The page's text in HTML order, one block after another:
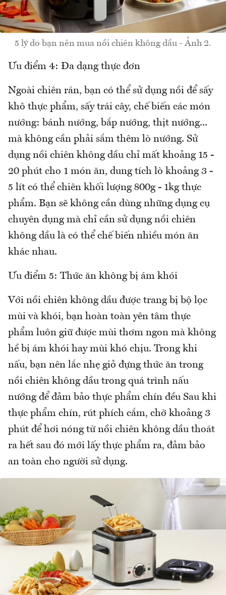
5 lý do bạn nên mua nồi chiên không dầu - Ảnh 2.
Ưu điểm 4: Đa dạng thực đơn
Ngoài chiên rán, bạn có thể sử dụng nồi để sấy
khô thực phẩm, sấy trái cây, chế biến các món
nướng: bánh nướng, bắp nướng, thịt nướng...
mà không cần phải sắm thêm lò nướng. Sử
dụng nồi chiên không dầu chỉ mất khoảng 15 -
20 phút cho 1 món ăn, dung tích lò khoảng 3 -
5 lít có thể chiên khối lượng 800g - 1kg thực
phẩm. Bạn sẽ không cần dùng những dụng cụ
chuyên dụng mà chỉ cần sử dụng nồi chiên
không dầu là có thể chế biến nhiều món ăn
khác nhau.
Ưu điểm 5: Thức ăn không bị ám khói
Với nồi chiên không dầu được trang bị bộ lọc
mùi và khói, bạn hoàn toàn yên tâm thực
phẩm luôn giữ được mùi thơm ngon mà không
hề bị ám khói hay mùi khó chịu. Trong khi
nấu, bạn nên lắc nhẹ giỏ đựng thức ăn trong
nồi chiên không dầu trong quá trình nấu
nướng để đảm bảo thực phẩm chín đều Sau khi
thực phẩm chín, rút phích cắm, chờ khoảng 3
phút để hơi nóng từ nồi chiên không dầu thoát
ra hết sau đó mới lấy thực phẩm ra, đảm bảo
an toàn cho người sử dụng.